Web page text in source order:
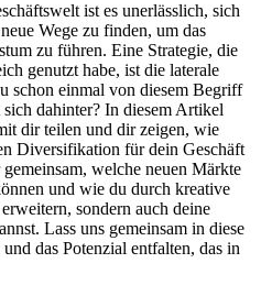
ist ⁤es unerlässlich, sich
Wege zu finden, ⁢um das
zu führen. Eine⁢ Strategie, die
genutzt habe, ist die laterale
schon einmal von diesem Begriff
dahinter? In ‌diesem‍ Artikel‌
dir teilen und⁤ dir zeigen, wie
Diversifikation‌ für dein Geschäft
welche neuen​ Märkte
und wie du durch kreative
sondern⁣ auch​ deine
‌Lass uns gemeinsam ⁢in‍ diese
das Potenzial entfalten, das ⁣in